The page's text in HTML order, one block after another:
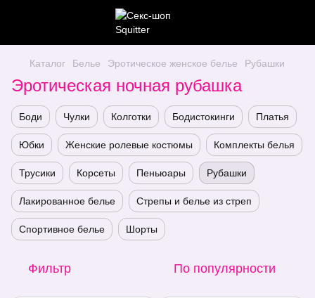
Каталог Белье Эротическое женское белье Рубашки
Эротическая ночная рубашка
Боди Чулки Колготки Бодистокинги Платья
Юбки Женские ролевые костюмы Комплекты белья
Трусики Корсеты Пеньюары Рубашки
Лакированное белье Стрепы и белье из стреп
Спортивное белье Шорты
Фильтр По популярности